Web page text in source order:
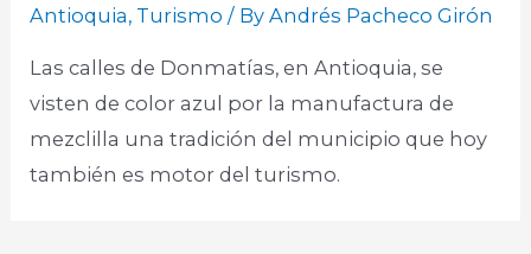
Antioquia, Turismo / ByAndrés Pacheco Girón
Las calles de Donmatías, en Antioquia, se
visten de color azul por la manufactura de
mezclilla una tradición del municipio que hoy
también es motor del turismo.